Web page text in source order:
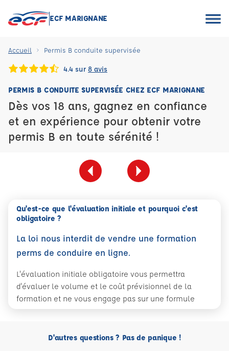
ECF MARIGNANE
Accueil Permis B conduite supervisée
4.4 sur 8 avis
PERMIS B CONDUITE SUPERVISÉE CHEZ ECF MARIGNANE
Dès vos 18 ans, gagnez en confiance
et en expérience pour obtenir votre
permis B en toute sérénité !
Qu'est-ce que l'évaluation initiale et pourquoi c'est
obligatoire ?
La loi nous interdit de vendre une formation
perms de conduire en ligne.
L'évaluation initiale obligatoire vous permettra
d'évaluer le volume et le coût prévisionnel de la
formation et ne vous engage pas sur une formule
D'autres questions ? Pas de panique !